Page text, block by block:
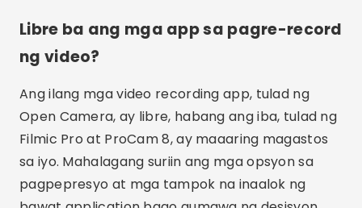
sandali. Mula sa libre at open-source na mga
opsyon hanggang sa mga propesyonal na app
na may advanced na functionality, mayroong
tool para sa bawat pangangailangan. Subukan
ang ilan sa mga app na binanggit sa artikulong
ito at alamin kung alin ang pinakamahusay na
nakakatugon sa iyong mga inaasahan at
pagtatala ng mga layunin. Ang pamumuhunan sa
isang mahusay na app sa pag-record ng video